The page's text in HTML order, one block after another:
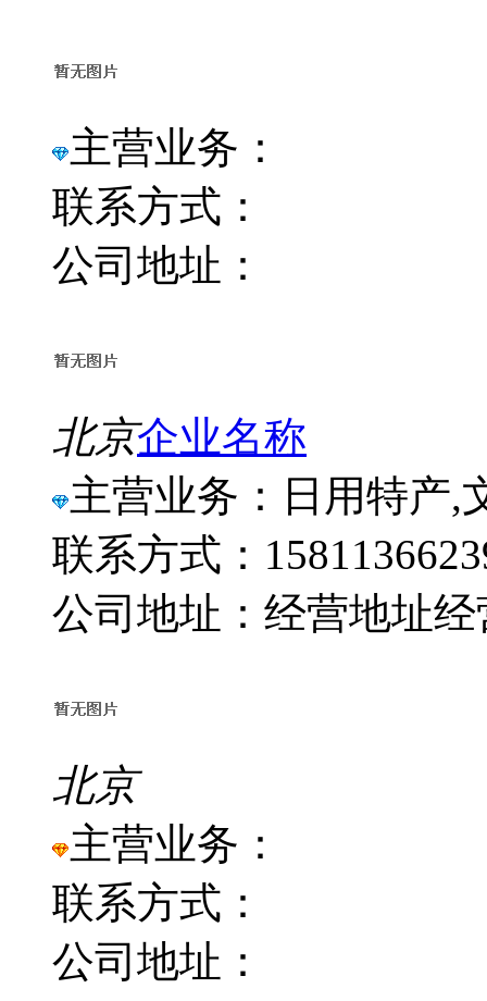
主营业务：
联系方式：
公司地址：
北京企业名称
主营业务：日用特产,
联系方式：
公司地址：经营地址
北京
主营业务：
联系方式：
公司地址：